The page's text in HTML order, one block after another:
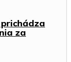
prichádza
za